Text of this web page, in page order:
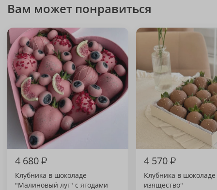
Вам может понравиться
4 680₽
Клубника в шоколаде
"Малиновый луг" с ягодами
4 570₽
Клубника в
изящество"